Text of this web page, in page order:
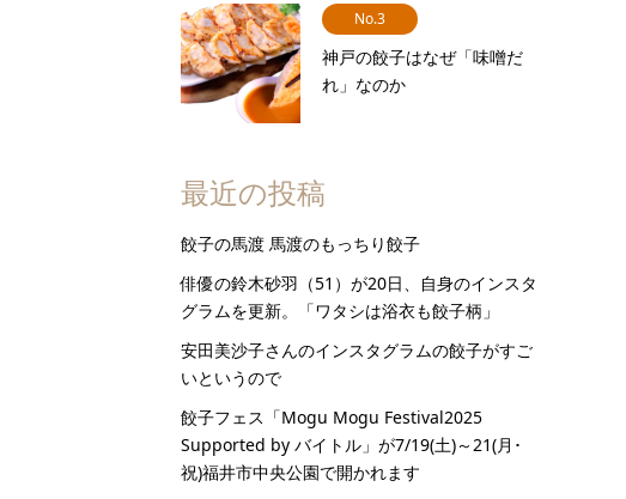
No.3
神戸の餃子はなぜ「味噌だ
れ」なのか
最近の投稿
餃子の馬渡 馬渡のもっちり餃子
俳優の鈴木砂羽（51）が20日、自身のインスタ
グラムを更新。「ワタシは浴衣も餃子柄」
安田美沙子さんのインスタグラムの餃子がすご
いというので
餃子フェス「Mogu Mogu Festival2025
Supported by バイトル」が7/19(土)～21(月･
祝)福井市中央公園で開かれます